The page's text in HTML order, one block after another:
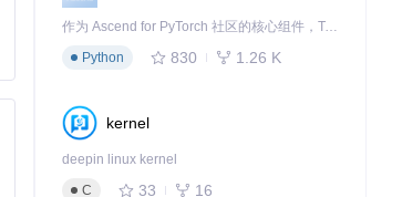
作为 Ascend for PyTorch 社区的核心组件，TorchNPU 是昇腾专为 PyTorch 打造的深度学习适配插件，使 PyTorch 框架能够直接调用昇腾 NPU，为开发者提供昇腾 AI 处理器的超强算力。
Python
830 1.26 K
kernel
deepin linux kernel
C
33 16